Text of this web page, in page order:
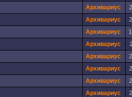
Архивариус
Архивариус
Архивариус
Архивариус
Архивариус
Архивариус
Архивариус
Архивариус